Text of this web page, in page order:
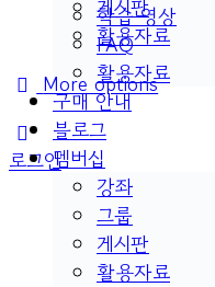
게시판
활용자료
More options
로그인
학습 영상
FAQ
활용자료
구매 안내
블로그
멤버십
강좌
그룹
게시판
활용자료